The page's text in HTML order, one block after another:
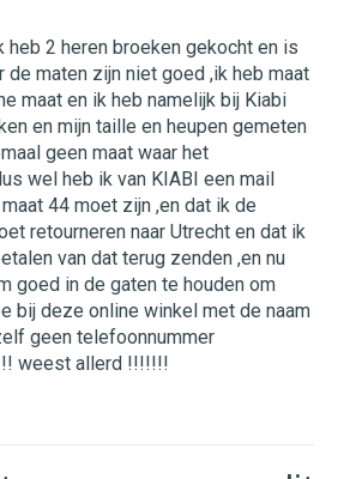
heb 2 heren broeken gekocht en is
de maten zijn niet goed ,ik heb maat
maat en ik heb namelijk bij Kiabi
en mijn taille en heupen gemeten
geen maat waar het
wel heb ik van KIABI een mail
44 moet zijn ,en dat ik de
retourneren naar Utrecht en dat ik
van dat terug zenden ,en nu
goed in de gaten te houden om
bij deze online winkel met de naam
geen telefoonnummer
weest allerd !!!!!!!